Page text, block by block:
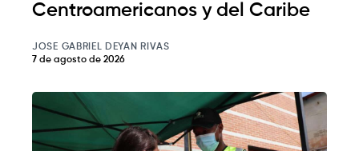
Centroamericanos y del Caribe
JOSE GABRIEL DEYAN RIVAS
7 de agosto de 2026